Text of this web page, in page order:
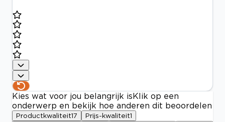
Kies wat voor jou belangrijk is Klik op een
onderwerp en bekijk hoe anderen dit beoordelen
Productkwaliteit17 Prijs-kwaliteit1